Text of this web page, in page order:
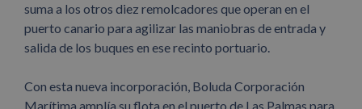
suma a los otros diez remolcadores que operan en el
puerto canario para agilizar las maniobras de entrada y
salida de los buques en ese recinto portuario.
Con esta nueva incorporación, Boluda Corporación
Marítima amplía su flota en el puerto de Las Palmas para